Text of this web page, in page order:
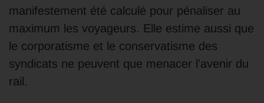
manifestement été calculé pour pénaliser au
maximum les voyageurs. Elle estime aussi que
le corporatisme et le conservatisme des
syndicats ne peuvent que menacer l’avenir du
rail.